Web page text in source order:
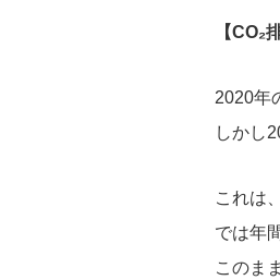
【CO₂
2020年
しかし
これは
では年
このま